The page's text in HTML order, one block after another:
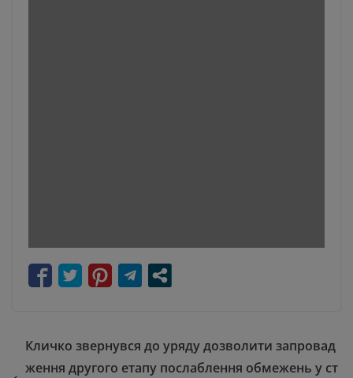
Кличко звернувся до уряду дозволити запровад
ження другого етапу послаблення обмежень у ст